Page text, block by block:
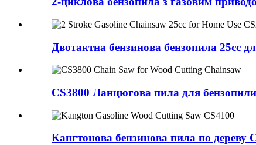
Двотактна бензинова бензопила 25cc
CS3800 Ланцюгова пила для
Кангтонова бензинова пила по дереву